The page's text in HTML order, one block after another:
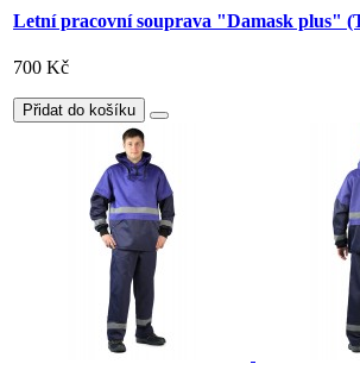
Letní pracovní souprava "Damask plus"
700 Kč
Přidat do košíku